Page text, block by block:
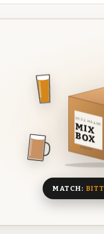
DEZE MAAND
MIX
BOX
8 BIEREN
MATCH: